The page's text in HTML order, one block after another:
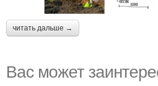
читать дальше →
Вас может